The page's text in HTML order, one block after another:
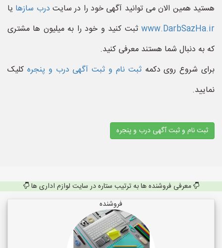
هستید همین الان می توانید آگهی خود را در سایت درب سازها یا
www.DarbSazHa.ir ثبت کنید و خود را به میلیون ها مشتری
که به دنبال شما هستند معرفی کنید.
برای شروع روی دکمهثبت نام و ثبت آگهی درب و پنجره کلیک
نمایید.
ثبت نام و ثبت آگهی درب و پنجره
معرفی فروشنده ها به ترتیب ستاره در سایت لوازم اداری ها
فروشنده